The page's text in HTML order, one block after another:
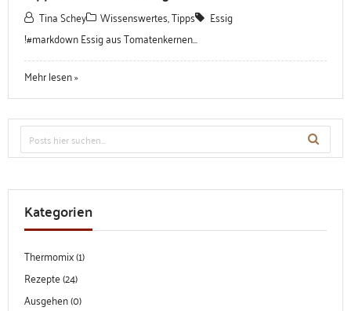
Tina Schey Wissenswertes, Tipps
Essig
!#markdown Essig aus Tomatenkernen...
Mehr lesen »
Kategorien
Thermomix (1)
Rezepte (24)
Ausgehen (0)